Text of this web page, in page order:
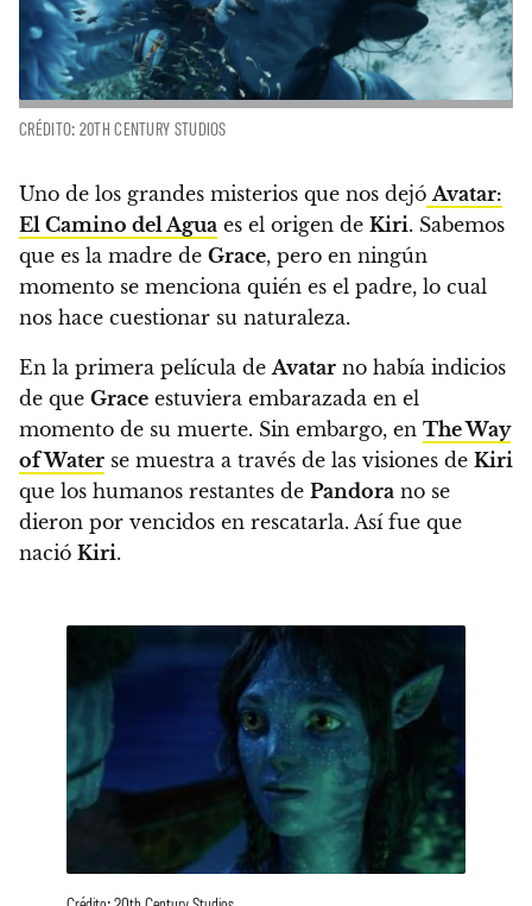
CRÉDITO: 20TH CENTURY STUDIOS
Uno de los grandes misterios que nos dejó Avatar:
El Camino del Agua es el origen de Kiri. Sabemos
que es la madre de Grace, pero en ningún
momento se menciona quién es el padre, lo cual
nos hace cuestionar su naturaleza.
En la primera película deAvatar no había indicios
de que Grace estuviera embarazada en el
momento de su muerte. Sin embargo, en The Way
of Water se muestra a través de las visiones de Kiri
que los humanos restantes de Pandora no se
dieron por vencidos en rescatarla. Así fue que
nació Kiri.